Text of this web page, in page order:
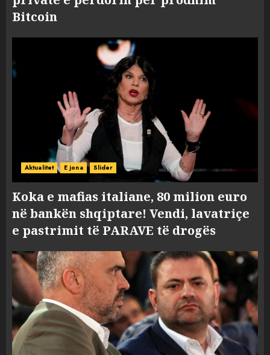
Bitcoin
Aktualitet E jona Slider
Koka e mafias italiane, 80 milion euro
në bankën shqiptare! Vendi, lavatriçe
e pastrimit të PARAVE të drogës